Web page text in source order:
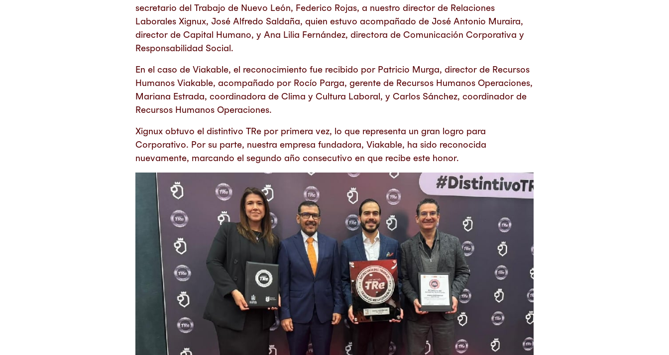
secretario del Trabajo de Nuevo León, Federico Rojas, a nuestro director de Relaciones
Laborales Xignux, José Alfredo Saldaña, quien estuvo acompañado de José Antonio Muraira,
director de Capital Humano, y Ana Lilia Fernández, directora de Comunicación Corporativa y
Responsabilidad Social.
En el caso de Viakable, el reconocimiento fue recibido por Patricio Murga, director de Recursos
Humanos Viakable, acompañado por Rocío Parga, gerente de Recursos Humanos Operaciones,
Mariana Estrada, coordinadora de Clima y Cultura Laboral, y Carlos Sánchez, coordinador de
Recursos Humanos Operaciones.
Xignux obtuvo el distintivo TRe por primera vez, lo que representa un gran logro para
Corporativo. Por su parte, nuestra empresa fundadora, Viakable, ha sido reconocida
nuevamente, marcando el segundo año consecutivo en que recibe este honor.